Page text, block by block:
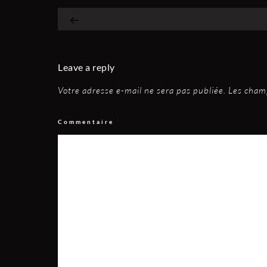
Leave a reply
Votre adresse e-mail ne sera pas publiée. Les
Commentaire *